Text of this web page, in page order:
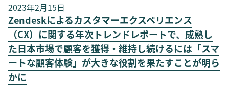
2023年2月15日
Zendeskによるカスタマーエクスペリエンス
（CX）に関する年次トレンドレポートで、成熟し
た日本市場で顧客を獲得・維持し続けるには「スマ
ートな顧客体験」が大きな役割を果たすことが明ら
かに